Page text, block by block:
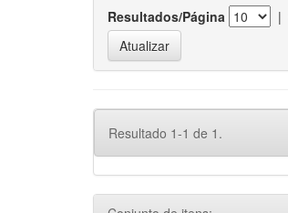
Resultados/Página |
Resultado 1-1 de 1.